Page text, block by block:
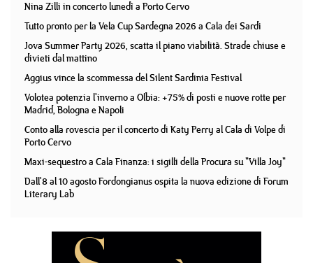
Nina Zilli in concerto lunedì a Porto Cervo
Tutto pronto per la Vela Cup Sardegna 2026 a Cala dei Sardi
Jova Summer Party 2026, scatta il piano viabilità. Strade chiuse e
divieti dal mattino
Aggius vince la scommessa del Silent Sardinia Festival
Volotea potenzia l'inverno a Olbia: +75% di posti e nuove rotte per
Madrid, Bologna e Napoli
Conto alla rovescia per il concerto di Katy Perry al Cala di Volpe di
Porto Cervo
Maxi-sequestro a Cala Finanza: i sigilli della Procura su "Villa Joy"
Dall'8 al 10 agosto Fordongianus ospita la nuova edizione di Forum
Literary Lab